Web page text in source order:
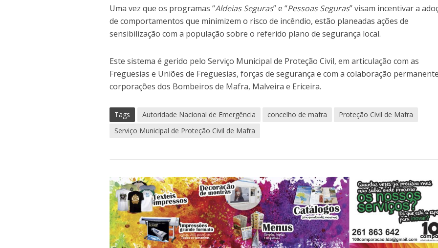
Uma vez que os programas “Aldeias Seguras” e “Pessoas Seguras” visam incentivar a
de comportamentos que minimizem o risco de incêndio, estão planeadas ações de
sensibilização com a população sobre o referido plano de segurança local.
Este sistema é gerido pelo Serviço Municipal de Proteção Civil, em articulação com as
Freguesias e Uniões de Freguesias, forças de segurança e com a colaboração
corporações dos Bombeiros de Mafra, Malveira e Ericeira.
Tags Autoridade Nacional de Emergência concelho de mafra
Proteção Civil de Mafra
Serviço Municipal de Proteção Civil de Mafra